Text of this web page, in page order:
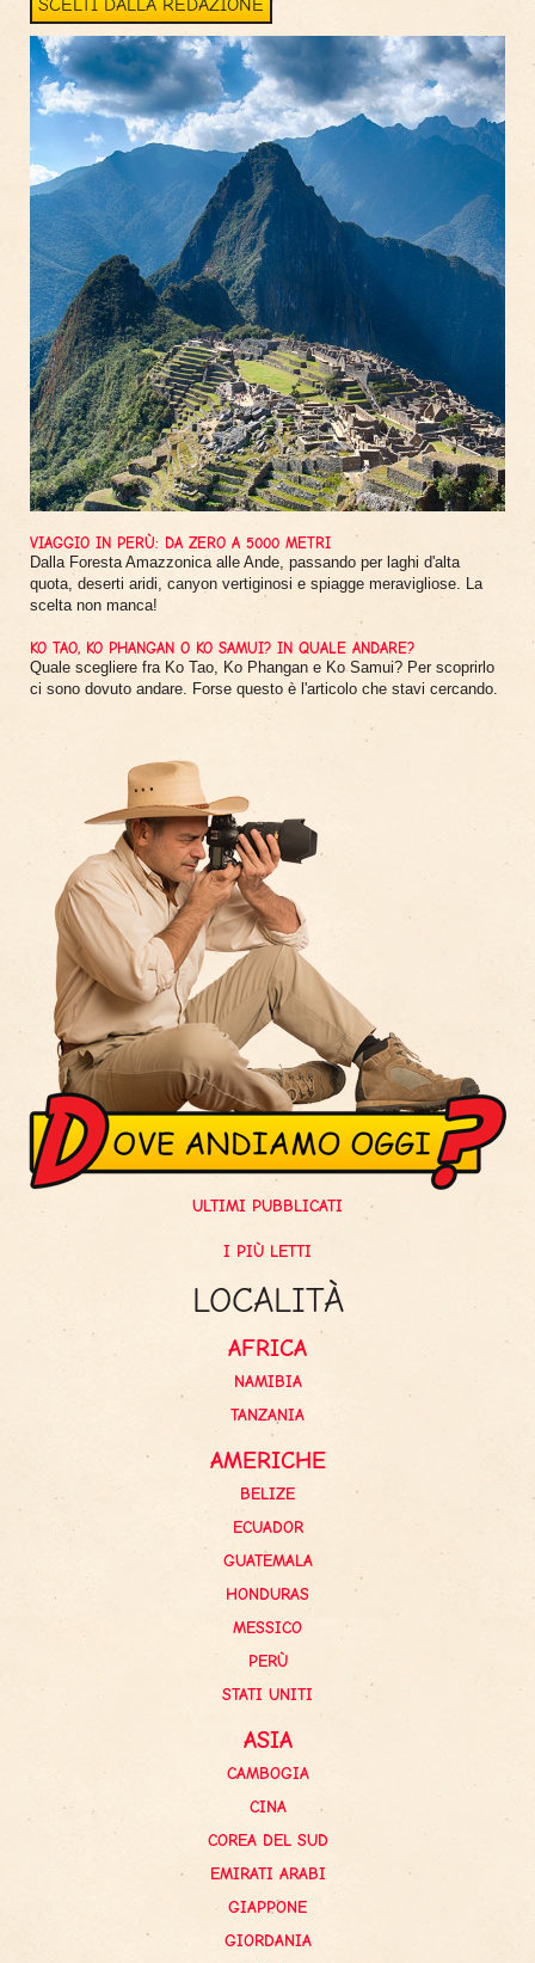
SCELTI DALLA REDAZIONE
VIAGGIO IN PERÙ: DA ZERO A 5000 METRI
Dalla Foresta Amazzonica alle Ande, passando per laghi d'alta
quota, deserti aridi, canyon vertiginosi e spiagge meravigliose. La
scelta non manca!
KO TAO, KO PHANGAN O KO SAMUI? IN QUALE ANDARE?
Quale scegliere fra Ko Tao, Ko Phangan e Ko Samui? Per scoprirlo
ci sono dovuto andare. Forse questo è l'articolo che stavi cercando.
ULTIMI PUBBLICATI
I PIÙ LETTI
LOCALITÀ
AFRICA
NAMIBIA
TANZANIA
AMERICHE
BELIZE
ECUADOR
GUATEMALA
HONDURAS
MESSICO
PERÙ
STATI UNITI
ASIA
CAMBOGIA
CINA
COREA DEL SUD
EMIRATI ARABI
GIAPPONE
GIORDANIA